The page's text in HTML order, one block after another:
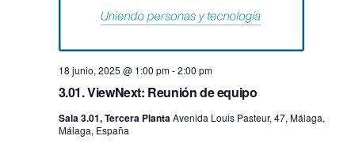
3.01. ViewNext: Reunión de equipo
18 junio, 2025 @ 1:00 pm-2:00 pm
Sala 3.01, Tercera PlantaAvenida Louis Pasteur, 47, Málaga,
Málaga, España